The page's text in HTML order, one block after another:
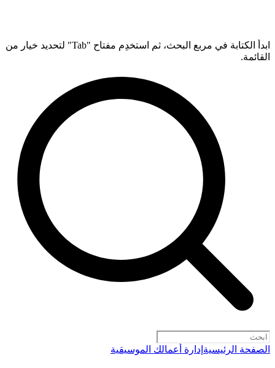
ابدأ الكتابة في مربع البحث، ثم استخدِم مفتاح "Tab" لتحديد خيار من
القائمة.
الصفحة الرئيسية إدارة أعمالك الموسيقية